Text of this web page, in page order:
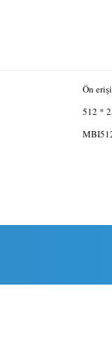
Ön
512 *